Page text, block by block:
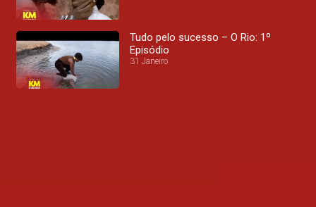
Tudo pelo sucesso – O Rio: 1º
Episódio
31 Janeiro